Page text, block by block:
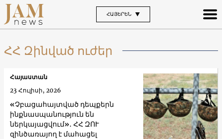
ՀԱՅԵՐԵՆ
ՀՀ Զինված ուժեր
«Չբացահայտված դեպքերն
ինքնասպանություն են
ներկայացվում»․ ՀՀ ԶՈՒ
զինծառայող է մահացել
Հայաստան
23 Հուլիսի, 2026